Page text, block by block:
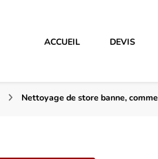
ACCUEIL DEVIS
Nettoyage de store banne,